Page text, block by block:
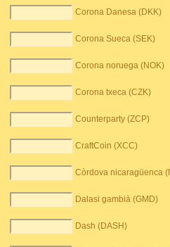
Corona Danesa (DKK)
Corona Sueca (SEK)
Corona noruega (NOK)
Corona txeca (CZK)
Counterparty (ZCP)
CraftCoin (XCC)
Còrdova nicaragüenca
Dalasi gambià (GMD)
Dash (DASH)